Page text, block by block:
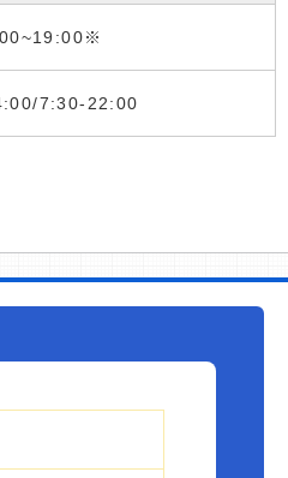
7:30-22:00